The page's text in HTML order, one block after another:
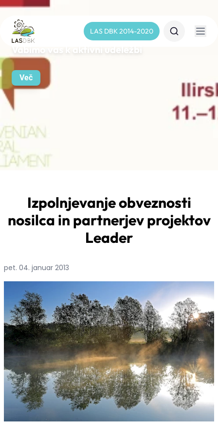
Vabimo vas k aktivni udeležbi
Več
LAS DBK 2014-2020
Izpolnjevanje obveznosti
nosilca in partnerjev projektov
Leader
pet. 04. januar 2013